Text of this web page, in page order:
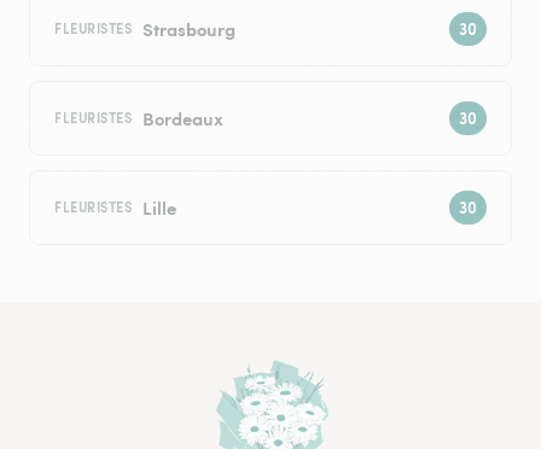
FLEURISTES Strasbourg
FLEURISTES Bordeaux
FLEURISTES Lille